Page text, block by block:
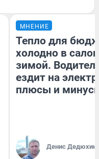
МНЕНИЕ
Тепло для
холодно в
зимой.
ездит на
плюсы и
Денис Дедюхин